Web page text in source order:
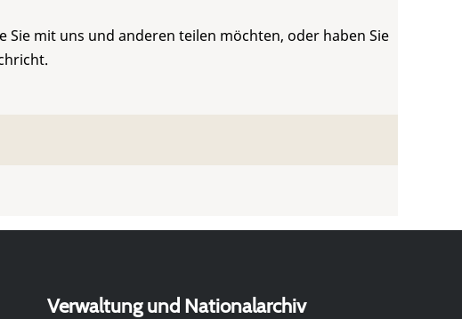
mit uns und anderen teilen möchten, oder haben Sie
Verwaltung und Nationalarchiv